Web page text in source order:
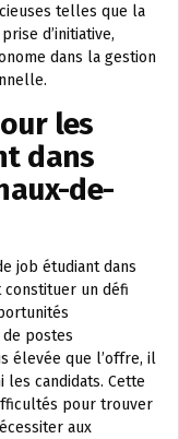
telles que la
d’initiative,
dans la gestion
les
dans
de-
job étudiant dans
constituer un défi
postes
élevée que l’offre, il
candidats. Cette
pour trouver
aux